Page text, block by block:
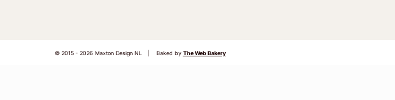
© 2015 - 2026 Maxton Design NL Baked by The Web Bakery